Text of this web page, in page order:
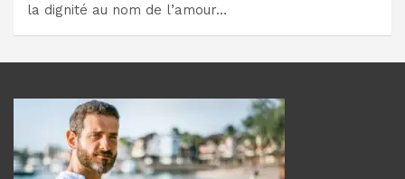
la dignité au nom de l’amour…